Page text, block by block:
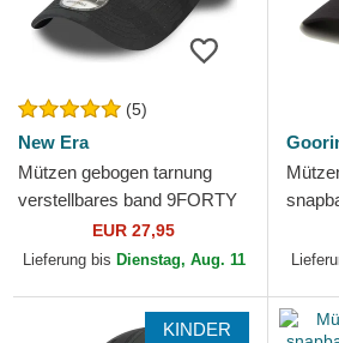
(5)
New Era
Mützen gebogen tarnung
verstellbares band 9FORTY
League Essential der New
York Yankees MLB von...
EUR 27,95
Lieferung bis Dienstag, Aug. 11
The
KINDER